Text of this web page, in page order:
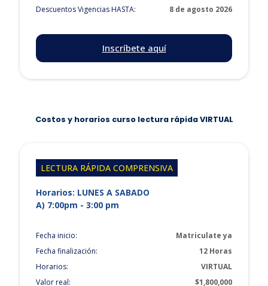
Descuentos Vigencias HASTA:
8 de agosto 2026
Inscríbete aquí
Costos y horarios curso lectura rápida VIRTUAL
LECTURA RÁPIDA COMPRENSIVA
Horarios: LUNES A SABADO
A) 7:00pm - 3:00 pm
Fecha inicio:
Matriculate ya
Fecha finalización:
12 Horas
Horarios:
VIRTUAL
Valor real:
$1,800,000